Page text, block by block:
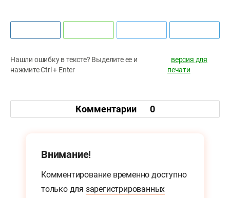
Нашли ошибку в тексте? Выделите ее и
нажмите Ctrl + Enter
версия для
печати
Комментарии 0
Внимание!
Комментирование временно доступно
только для зарегистрированных